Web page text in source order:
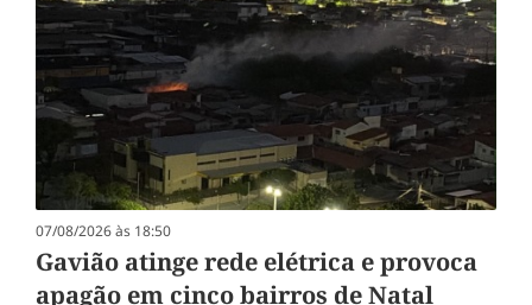
07/08/2026 às 18:50
Gavião atinge rede elétrica e provoca
apagão em cinco bairros de Natal